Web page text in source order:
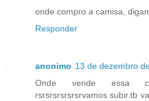
onde compro a camisa,
Responder
anonimo 13 de dezembro
Onde vende essa
rsrsrsrsrsrsrvamos subir.tb